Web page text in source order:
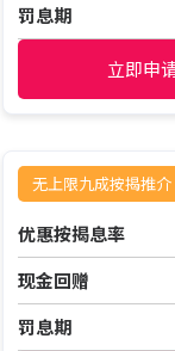
罚息期
立即申
无上限九成按揭推介
优惠按揭息率
现金回赠
罚息期